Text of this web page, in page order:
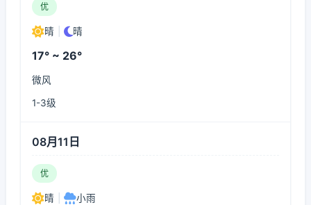
优
晴 晴
17° ~ 26°
微风
1-3级
08月11日
优
晴 小雨